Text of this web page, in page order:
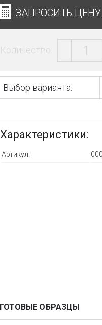
ЗАПРОСИТЬ ЦЕНУ
Количество:
Выбор варианта:
Характеристики:
Артикул:
ГОТОВЫЕ ОБРАЗЦЫ